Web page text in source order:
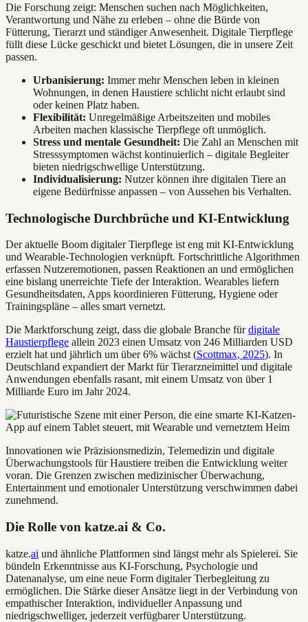
Die Forschung zeigt: Menschen suchen nach Möglichkeiten,
Verantwortung und Nähe zu erleben – ohne die Bürde von
Fütterung, Tierarzt und ständiger Anwesenheit. Digitale Tierpflege
füllt diese Lücke geschickt und bietet Lösungen, die in unsere Zeit
passen.
Urbanisierung: Immer mehr Menschen leben in kleinen
Wohnungen, in denen Haustiere schlicht nicht erlaubt sind
oder keinen Platz haben.
Flexibilität: Unregelmäßige Arbeitszeiten und mobiles
Arbeiten machen klassische Tierpflege oft unmöglich.
Stress und mentale Gesundheit: Die Zahl an Menschen mit
Stresssymptomen wächst kontinuierlich – digitale Begleiter
bieten niedrigschwellige Unterstützung.
Individualisierung: Nutzer können ihre digitalen Tiere an
eigene Bedürfnisse anpassen – von Aussehen bis Verhalten.
Technologische Durchbrüche und KI-Entwicklung
Der aktuelle Boom digitaler Tierpflege ist eng mit KI-Entwicklung
und Wearable-Technologien verknüpft. Fortschrittliche Algorithmen
erfassen Nutzeremotionen, passen Reaktionen an und ermöglichen
eine bislang unerreichte Tiefe der Interaktion. Wearables liefern
Gesundheitsdaten, Apps koordinieren Fütterung, Hygiene oder
Trainingspläne – alles smart vernetzt.
Die Marktforschung zeigt, dass die globale Branche fürdigitale
Haustierpflege allein 2023 einen Umsatz von 246 Milliarden USD
erzielt hat und jährlich um über 6% wächst (Scottmax, 2025). In
Deutschland expandiert der Markt für Tierarzneimittel und digitale
Anwendungen ebenfalls rasant, mit einem Umsatz von über 1
Milliarde Euro im Jahr 2024.
Innovationen wie Präzisionsmedizin, Telemedizin und digitale
Überwachungstools für Haustiere treiben die Entwicklung weiter
voran. Die Grenzen zwischen medizinischer Überwachung,
Entertainment und emotionaler Unterstützung verschwimmen dabei
zunehmend.
Die Rolle von katze.ai & Co.
katze.ai und ähnliche Plattformen sind längst mehr als Spielerei. Sie
bündeln Erkenntnisse aus KI-Forschung, Psychologie und
Datenanalyse, um eine neue Form digitaler Tierbegleitung zu
ermöglichen. Die Stärke dieser Ansätze liegt in der Verbindung von
empathischer Interaktion, individueller Anpassung und
niedrigschwelliger, jederzeit verfügbarer Unterstützung.